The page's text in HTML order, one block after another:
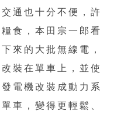
通也十分不便，許
食，本田宗一郎看
來的大批無線電，
裝在單車上，並使
電機改裝成動力系
車，變得更輕鬆、